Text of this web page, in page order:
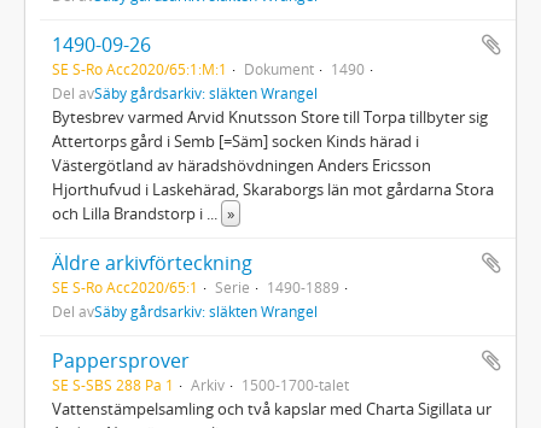
1490-09-26
SE S-Ro Acc2020/65:1:M:1 Dokument
1490
Del avSäby gårdsarkiv: släkten Wrangel
Bytesbrev varmed Arvid Knutsson Store till Torpa tillbyter sig
Attertorps gård i Semb [=Säm] socken Kinds härad i
Västergötland av häradshövdningen Anders Ericsson
Hjorthufvud i Laskehärad, Skaraborgs län mot gårdarna Stora
och Lilla Brandstorp i
»
Äldre arkivförteckning
SE S-Ro Acc2020/65:1 Serie
1490-1889
Del avSäby gårdsarkiv: släkten Wrangel
Pappersprover
SE S-SBS 288 Pa 1 Arkiv 1500-1700-talet
Vattenstämpelsamling och två kapslar med Charta Sigillata ur